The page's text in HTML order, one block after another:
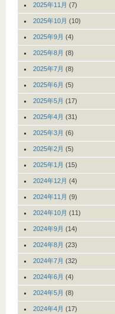
2025年11月 (7)
2025年10月 (10)
2025年9月 (4)
2025年8月 (8)
2025年7月 (8)
2025年6月 (5)
2025年5月 (17)
2025年4月 (31)
2025年3月 (6)
2025年2月 (5)
2025年1月 (15)
2024年12月 (4)
2024年11月 (9)
2024年10月 (11)
2024年9月 (14)
2024年8月 (23)
2024年7月 (32)
2024年6月 (4)
2024年5月 (8)
2024年4月 (17)